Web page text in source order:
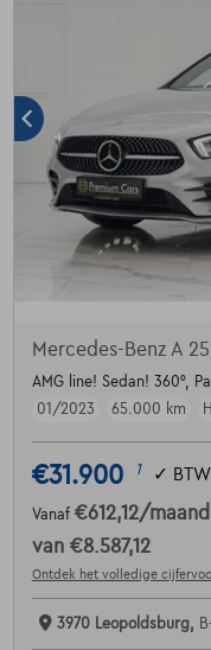
Mercedes-Benz A
AMG line! Sedan! 360°,
01/2023
65.000 km
€31.900 1 ✓
Vanaf €612,12/maand
van €8.587,12
Ontdek het volledige
3970 Leopoldsburg,